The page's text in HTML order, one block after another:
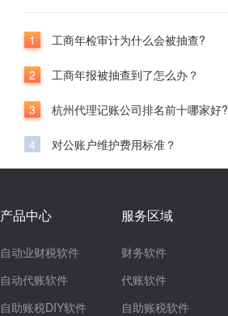
1 工商年检审计为什么会被抽查?
2 工商年报被抽查到了怎么办？
3 杭州代理记账公司排名前十哪家好?
4 对公账户维护费用标准？
产品中心
自动业财税软件
自动代账软件
自助账税DIY软件
服务区域
财务软件
代账软件
自助账税软件